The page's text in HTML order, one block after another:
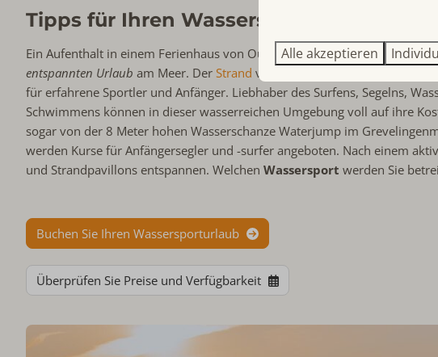
Tipps für Ihren Wassersporturlaub
Ein Aufenthalt in einem Ferienhaus von Ouddorp Connection ist der
entspannten Urlaub am Meer. DerStrand von Goeree-Overflakkee eignet
für erfahrene Sportler und Anfänger. Liebhaber des Surfens, Segelns,
Schwimmens können in dieser wasserreichen Umgebung voll auf ihre
sogar von der 8 Meter hohen Wasserschanze Waterjump im
werden Kurse für Anfängersegler und -surfer angeboten. Nach einem
und Strandpavillons entspannen. WelchenWassersport werden Sie
Buchen Sie Ihren Wassersporturlaub
Überprüfen Sie Preise und Verfügbarkeit
Alle akzeptieren